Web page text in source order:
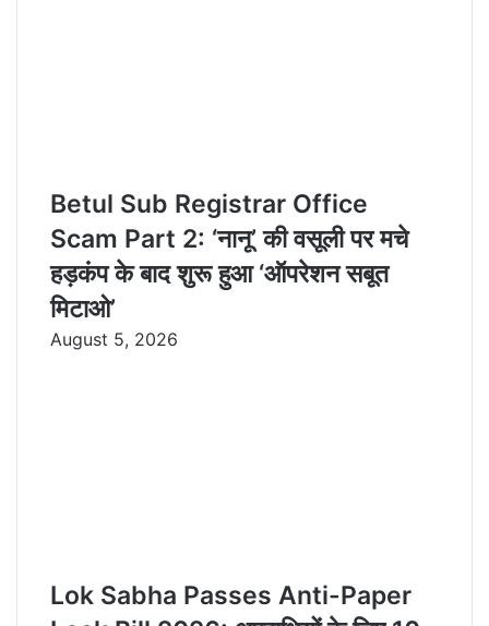
Betul Sub Registrar Office
Scam Part 2: ‘नानू’ की वसूली पर मचे
हड़कंप के बाद शुरू हुआ ‘ऑपरेशन सबूत
मिटाओ’
August 5, 2026
Lok Sabha Passes Anti-Paper